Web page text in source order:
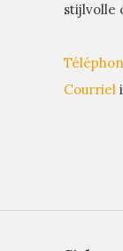
stijlvolle
Courriel